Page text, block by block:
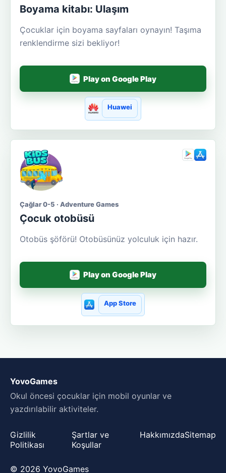
Boyama kitabı: Ulaşım
Çocuklar için boyama sayfaları oynayın! Taşıma
renklendirme sizi bekliyor!
Play on Google Play
Huawei
Çağlar 0-5 · Adventure Games
Çocuk otobüsü
Otobüs şöförü! Otobüsünüz yolculuk için hazır.
Play on Google Play
App Store
YovoGames
Okul öncesi çocuklar için mobil oyunlar ve
yazdırılabilir aktiviteler.
Gizlilik
Politikası
Şartlar ve
Koşullar
HakkımızdaSitemap
© 2026 YovoGames